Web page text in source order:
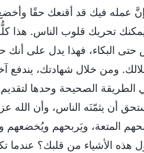
عمله فيك قد أقنعك حقًا وأخضع
تحريك قلوب الناس. هذا
البكاء، فهذا يدل على أنك
ومن خلال شهادتك،
الصحيحة وحدها
أن يثمّنَه الناس، وأن الله
المتعة، ويَربحهم ويُخضعهم
الأشياء من قلبك؟ عندما